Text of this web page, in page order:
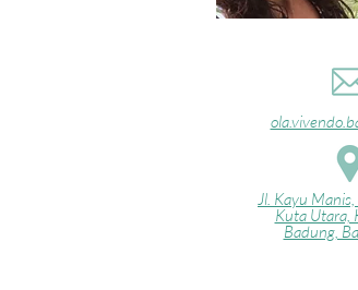
Jl. Kayu
Kuta Utara,
Badung,